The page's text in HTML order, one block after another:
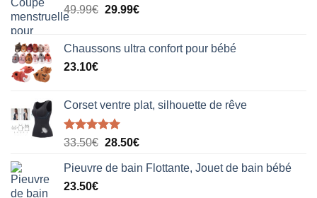
choisies
page
du
49.99€ Le
était :
29.99€Le
est :
Chaussons ultra confort pour bébé
23.10€
Corset ventre plat, silhouette de rêve
Note5.00
33.50€ Le
initial
28.50€Le
actuel
Pieuvre de bain Flottante, Jouet de bain bébé
23.50€